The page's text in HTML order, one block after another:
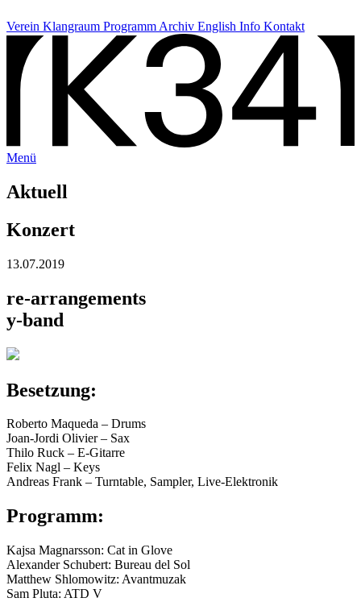
Verein Klangraum Programm Archiv English Info Kontakt
Menü
Aktuell
Konzert
13.07.2019
re-arrangements
y-band
Besetzung:
Roberto Maqueda – Drums
Joan-Jordi Olivier – Sax
Thilo Ruck – E-Gitarre
Felix Nagl – Keys
Andreas Frank – Turntable, Sampler, Live-Elektronik
Programm:
Kajsa Magnarsson: Cat in Glove
Alexander Schubert: Bureau del Sol
Matthew Shlomowitz: Avantmuzak
Sam Pluta: ATD V